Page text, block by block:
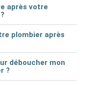
après votre
plombier après
déboucher mon
?